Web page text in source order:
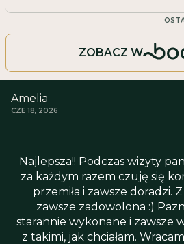
ZOBACZ W
Amelia
CZE 18, 2026
Najlepsza!! Podczas wizyty
za każdym razem czuję się
przemiła i zawsze doradzi.
zawsze zadowolona :)
starannie wykonane i zawsze
z takimi, jak chciałam.